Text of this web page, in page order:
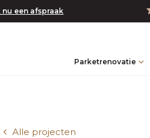
een afspraak
Parketrenovatie
Alle projecten